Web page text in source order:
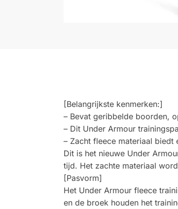
[Belangrijkste kenmerken:]
– Bevat geribbelde boorden,
– Dit Under Armour
– Zacht fleece materiaal biedt
Dit is het nieuwe Under
tijd. Het zachte materiaal
[Pasvorm]
Het Under Armour fleece
en de broek houden het